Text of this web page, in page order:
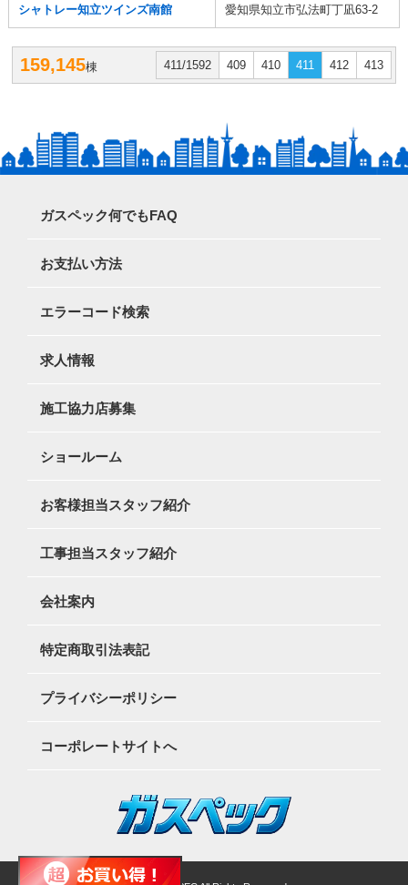
シャトレー知立ツインズ南館 愛知県知立市弘法町丁凪63-2
159,145棟 411/1592 409 410 411 412 413
ガスペック何でもFAQ
お支払い方法
エラーコード検索
求人情報
施工協力店募集
ショールーム
お客様担当スタッフ紹介
工事担当スタッフ紹介
会社案内
特定商取引法表記
プライバシーポリシー
コーポレートサイトへ